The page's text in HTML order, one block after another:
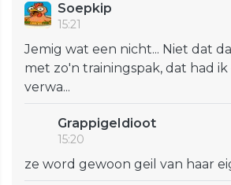
Soepkip
15:21
Jemig wat een nicht... Niet dat
met zo'n trainingspak, dat had
verwa...
GrappigeIdioot
15:20
ze word gewoon geil van haar